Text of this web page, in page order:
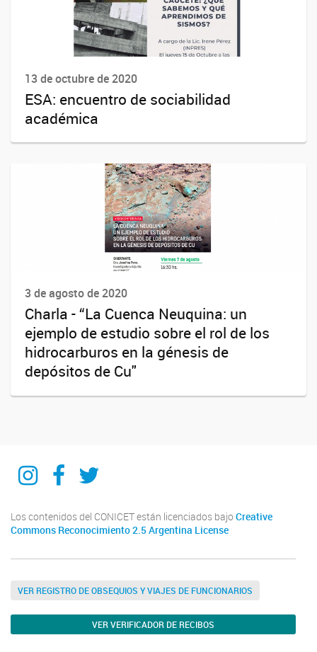
13 de octubre de 2020
ESA: encuentro de sociabilidad
académica
3 de agosto de 2020
Charla - “La Cuenca Neuquina: un
ejemplo de estudio sobre el rol de los
hidrocarburos en la génesis de
depósitos de Cu"
IIPGIIPG
IIPG
Los contenidos del CONICET están licenciados bajo Creative
Commons Reconocimiento 2.5 Argentina License
VER REGISTRO DE OBSEQUIOS Y VIAJES DE FUNCIONARIOS
VER VERIFICADOR DE RECIBOS